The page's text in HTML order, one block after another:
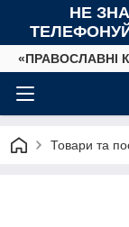
НЕ
Товари та